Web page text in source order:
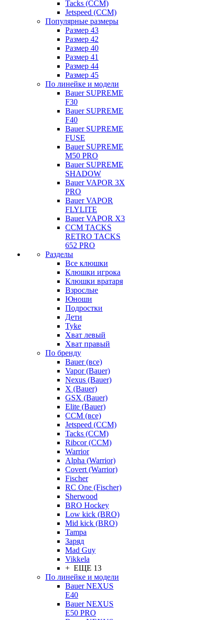
Tacks (CCM)
Jetspeed (CCM)
Популярные размеры
Размер 43
Размер 42
Размер 40
Размер 41
Размер 44
Размер 45
По линейке и модели
Bauer SUPREME
F30
Bauer SUPREME
F40
Bauer SUPREME
FUSE
Bauer SUPREME
M50 PRO
Bauer SUPREME
SHADOW
Bauer VAPOR 3X
PRO
Bauer VAPOR
FLYLITE
Bauer VAPOR X3
CCM TACKS
RETRO TACKS
652 PRO
Разделы
Все клюшки
Клюшки игрока
Клюшки вратаря
Взрослые
Юноши
Подростки
Дети
Tyke
Хват левый
Хват правый
По бренду
Bauer (все)
Vapor (Bauer)
Nexus (Bauer)
X (Bauer)
GSX (Bauer)
Elite (Bauer)
CCM (все)
Jetspeed (CCM)
Tacks (CCM)
Ribcor (CCM)
Warrior
Alpha (Warrior)
Covert (Warrior)
Fischer
RC One (Fischer)
Sherwood
BRO Hockey
Low kick (BRO)
Mid kick (BRO)
Tampa
Заряд
Mad Guy
Vikkela
+ ЕЩЕ 13
По линейке и модели
Bauer NEXUS
E40
Bauer NEXUS
E50 PRO